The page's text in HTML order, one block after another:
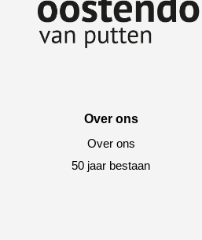
Over ons
Over ons
50 jaar bestaan